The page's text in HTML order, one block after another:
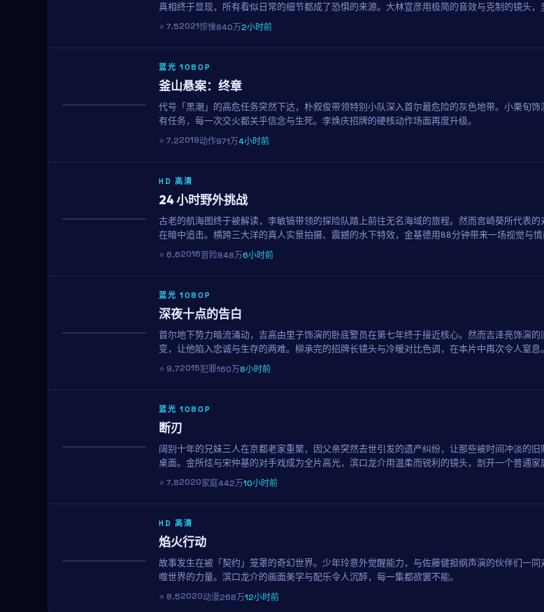
真相终于显现，所有看似日常的细节都成了恐惧的来源。大林宣彦用极简的音效与克制的镜头，
人后劲十足的心理惊悚片。
⭐7.52021惊悚840万2小时前
蓝光 1080P
釜山悬案：终章
代号「黑潮」的高危任务突然下达，朴叙俊带领特别小队深入首尔最危险的灰色地带。小栗旬饰
有任务，每一次交火都关乎信念与生死。李焕庆招牌的硬核动作场面再度升级。
⭐7.22019动作971万4小时前
HD 高清
24 小时野外挑战
古老的航海图终于被解读，李敏镐带领的探险队踏上前往无名海域的旅程。然而宫崎葵所代表的
在暗中追击。横跨三大洋的真人实景拍摄、震撼的水下特效，金基德用88分钟带来一场视觉与
⭐6.62016冒险848万6小时前
蓝光 1080P
深夜十点的告白
首尔地下势力暗流涌动，吉高由里子饰演的卧底警员在第七年终于接近核心。然而吉泽亮饰演的
变，让他陷入忠诚与生存的两难。柳承完的招牌长镜头与冷暖对比色调，在本片中再次令人窒息。
⭐ 9.72015犯罪160万8小时前
蓝光 1080P
断刃
阔别十年的兄妹三人在京都老家重聚，因父亲突然去世引发的遗产纠纷，让那些被时间冲淡的旧
桌面。金所炫与宋仲基的对手戏成为全片高光，滨口龙介用温柔而锐利的镜头，剖开一个普通家
⭐7.82020家庭442万10小时前
HD 高清
焰火行动
故事发生在被「契约」笼罩的奇幻世界。少年玲意外觉醒能力，与佐藤健担纲声演的伙伴们一同
噬世界的力量。滨口龙介的画面美学与配乐令人沉醉，每一集都欲罢不能。
⭐ 8.52020动漫268万12小时前